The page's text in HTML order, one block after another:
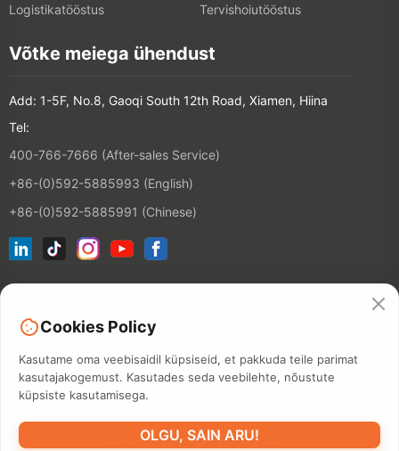
Logistikatööstus
Tervishoiutööstus
Võtke meiega ühendust
Add: 1-5F, No.8, Gaoqi South 12th Road, Xiamen, Hiina
Tel:
400-766-7666 (After-sales Service)
+86-(0)592-5885993 (English)
+86-(0)592-5885991 (Chinese)
©2026 XIAMEN HANIN CO., LTD.PRIVAATSUSPOLIITIKA
Cookies Policy
Kasutame oma veebisaidil küpsiseid, et pakkuda teile parimat
kasutajakogemust. Kasutades seda veebilehte, nõustute
küpsiste kasutamisega.
OLGU, SAIN ARU!